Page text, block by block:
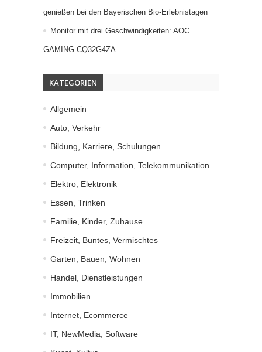
genießen bei den Bayerischen Bio-Erlebnistagen
Monitor mit drei Geschwindigkeiten: AOC
GAMING CQ32G4ZA
KATEGORIEN
Allgemein
Auto, Verkehr
Bildung, Karriere, Schulungen
Computer, Information, Telekommunikation
Elektro, Elektronik
Essen, Trinken
Familie, Kinder, Zuhause
Freizeit, Buntes, Vermischtes
Garten, Bauen, Wohnen
Handel, Dienstleistungen
Immobilien
Internet, Ecommerce
IT, NewMedia, Software